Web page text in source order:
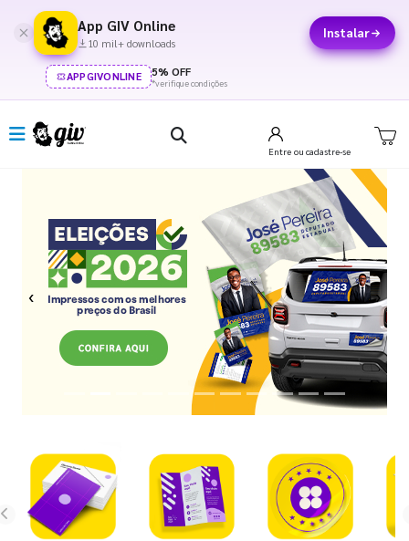
App GIV Online
10 mil+ downloads
Instalar
APPGIVONLINE 5% OFF
*verifique condições
Entre ou cadastre-se
Previous Next